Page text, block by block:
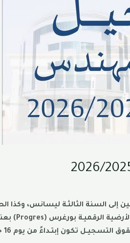
السنة الثالثـة ليسانس، وكذا